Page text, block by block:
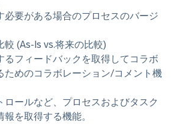
必要がある場合のプロセスのバージ
較 (As-Is vs.将来の比較)
るフィードバックを取得してコラボ
ためのコラボレーション/コメント機
ロールなど、プロセスおよびタスク
報を取得する機能。